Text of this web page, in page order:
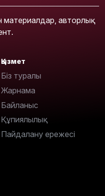
материалдар, авторлық
Қызмет
Біз туралы
Жарнама
Байланыс
Құпиялылық
Пайдалану ережесі